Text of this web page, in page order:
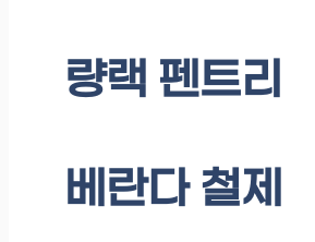
량랙 펜트리
베란다 철제